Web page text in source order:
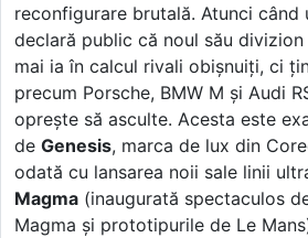
reconfigurare brutală. Atunci când
declară public că noul său
mai ia în calcul rivali obișnuiți, ci
precum Porsche, BMW M și Audi
oprește să asculte. Acesta este
de Genesis, marca de lux din
odată cu lansarea noii sale linii
Magma (inaugurată spectaculos
Magma și prototipurile de Le